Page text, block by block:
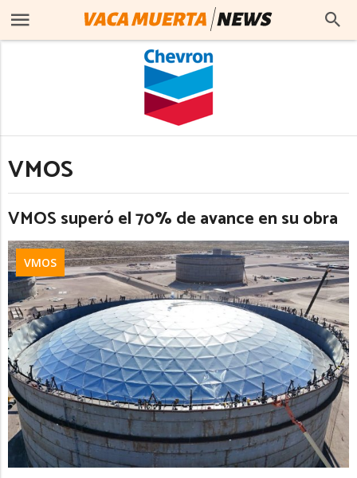
VMOS
VMOS superó el 70% de avance en su obra
VMOS